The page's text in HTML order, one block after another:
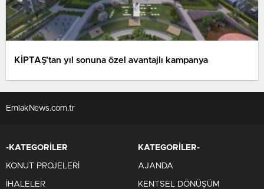
KİPTAŞ’tan yıl sonuna özel avantajlı kampanya
EmlakNews.com.tr
-KATEGORİLER
KONUT PROJELERİ
İHALELER
KATEGORİLER-
AJANDA
KENTSEL DÖNÜŞÜM